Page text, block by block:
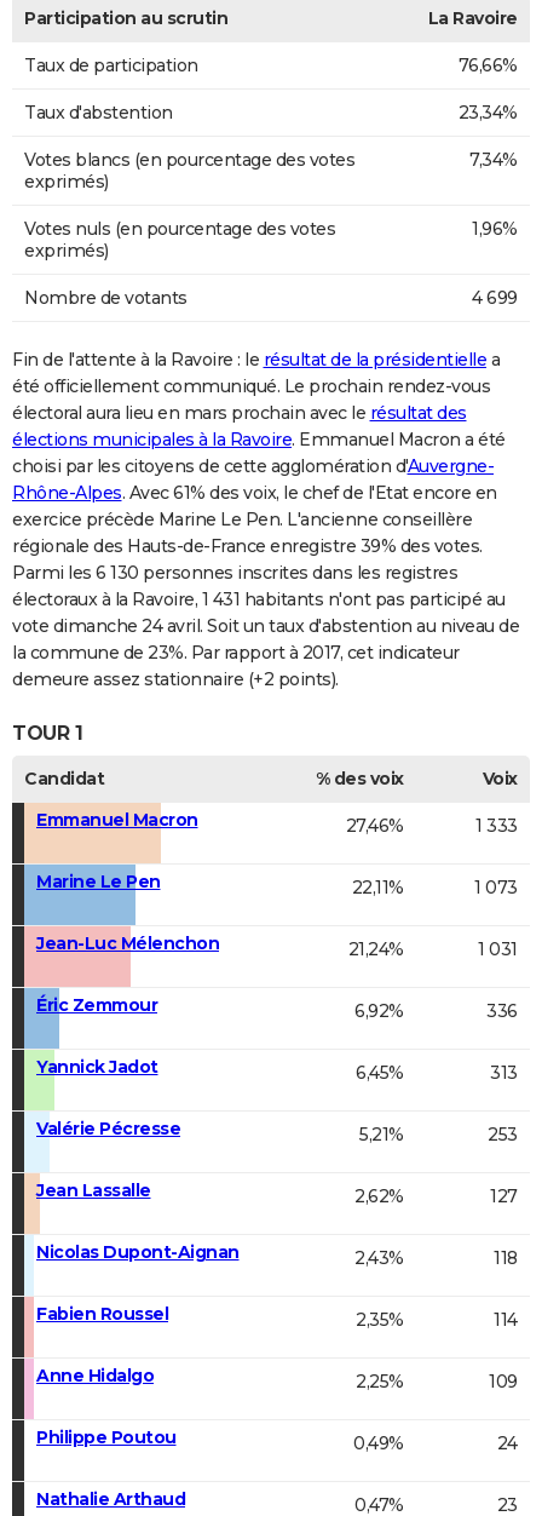
Participation au scrutin La Ravoire
Taux de participation 76,66%
Taux d'abstention 23,34%
Votes blancs (en pourcentage des votes
exprimés)
7,34%
Votes nuls (en pourcentage des votes
exprimés)
1,96%
Nombre de votants 4 699
Fin de l'attente à la Ravoire : le résultat de la présidentielle a
été officiellement communiqué. Le prochain rendez-vous
électoral aura lieu en mars prochain avec le résultat des
élections municipales à la Ravoire. Emmanuel Macron a été
choisi par les citoyens de cette agglomération d'Auvergne-
Rhône-Alpes. Avec 61% des voix, le chef de l'Etat encore en
exercice précède Marine Le Pen. L'ancienne conseillère
régionale des Hauts-de-France enregistre 39% des votes.
Parmi les 6 130 personnes inscrites dans les registres
électoraux à la Ravoire, 1 431 habitants n'ont pas participé au
vote dimanche 24 avril. Soit un taux d'abstention au niveau de
la commune de 23%. Par rapport à 2017, cet indicateur
demeure assez stationnaire (+2 points).
TOUR 1
Candidat % des voix
Voix
Emmanuel Macron
27,46% 1 333
Marine Le Pen 22,11% 1 073
Jean-Luc Mélenchon 21,24% 1 031
Éric Zemmour 6,92% 336
Yannick Jadot 6,45% 313
Valérie Pécresse 5,21% 253
Jean Lassalle 2,62% 127
Nicolas Dupont-Aignan 2,43% 118
Fabien Roussel 2,35% 114
Anne Hidalgo 2,25% 109
Philippe Poutou 0,49% 24
Nathalie Arthaud 0,47% 23